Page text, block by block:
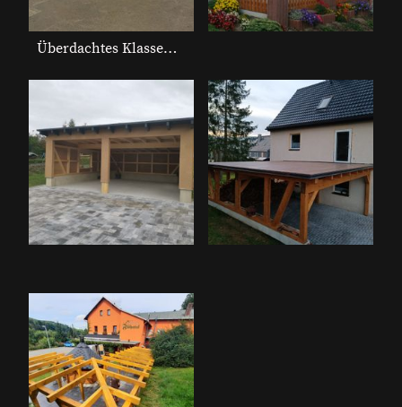
Überdachtes Klassenzimmer